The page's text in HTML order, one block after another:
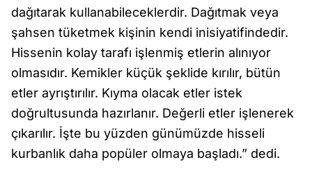
dağıtarak kullanabileceklerdir. Dağıtmak veya
şahsen tüketmek kişinin kendi inisiyatifindedir.
Hissenin kolay tarafı işlenmiş etlerin alınıyor
olmasıdır. Kemikler küçük şeklide kırılır, bütün
etler ayrıştırılır. Kıyma olacak etler istek
doğrultusunda hazırlanır. Değerli etler işlenerek
çıkarılır. İşte bu yüzden günümüzde hisseli
kurbanlık daha popüler olmaya başladı.” dedi.